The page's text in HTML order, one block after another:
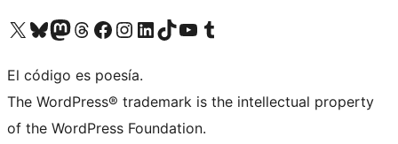
Visitá nuestra cuenta de X (anteriormente Twitter)
Visitá nuestra cuenta de Bluesky
Visitá nuestra cuenta de Mastodon
Visitá nuestra cuenta de Threads
Visitá nuestra página de Facebook
Visitá nuestra cuenta de Instagram
Visitá nuestra cuenta de LinkedIn
Visitá nuestra cuenta de TikTok
Visitá nuestro canal de YouTube
Visitá nuestra cuenta de Tumblr
El código es poesía.
The WordPress® trademark is the intellectual property
of the WordPress Foundation.